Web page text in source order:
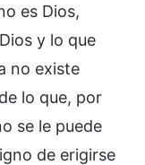
es Dios,
y lo que
no existe
lo que, por
se le puede
de erigirse